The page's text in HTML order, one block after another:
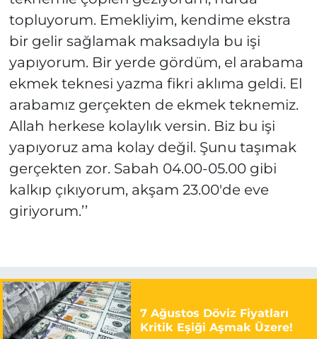
topluyorum. Emekliyim, kendime ekstra
bir gelir sağlamak maksadıyla bu işi
yapıyorum. Bir yerde gördüm, el arabama
ekmek teknesi yazma fikri aklıma geldi. El
arabamız gerçekten de ekmek teknemiz.
Allah herkese kolaylık versin. Biz bu işi
yapıyoruz ama kolay değil. Şunu taşımak
gerçekten zor. Sabah 04.00-05.00 gibi
kalkıp çıkıyorum, akşam 23.00'de eve
giriyorum.’’
7 Ağustos Döviz Fiyatları
Kritik Eşiği Aşmak Üzere!